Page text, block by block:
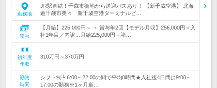
勤務地
JR駅直結！千歳市街地から送迎バスあり！ 【新千歳空港】 北海
道千歳市美々 新千歳空港ターミナルビ…
給与
【月給】225,000円～ ＋ 賞与年2回【モデル月収】256,000円＜入
社1年目／内訳…月給225,000円＋諸…
初年度
年収
310万円～370万円
勤務
時間
シフト制└ 6:00～22:00の間で平均8時間★入社後4日間は9:00～
17:00の勤務※1ヶ月単…